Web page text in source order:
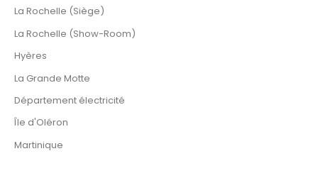
La Rochelle (Siège)
La Rochelle (Show-Room)
Hyères
La Grande Motte
Département électricité
Île d'Oléron
Martinique